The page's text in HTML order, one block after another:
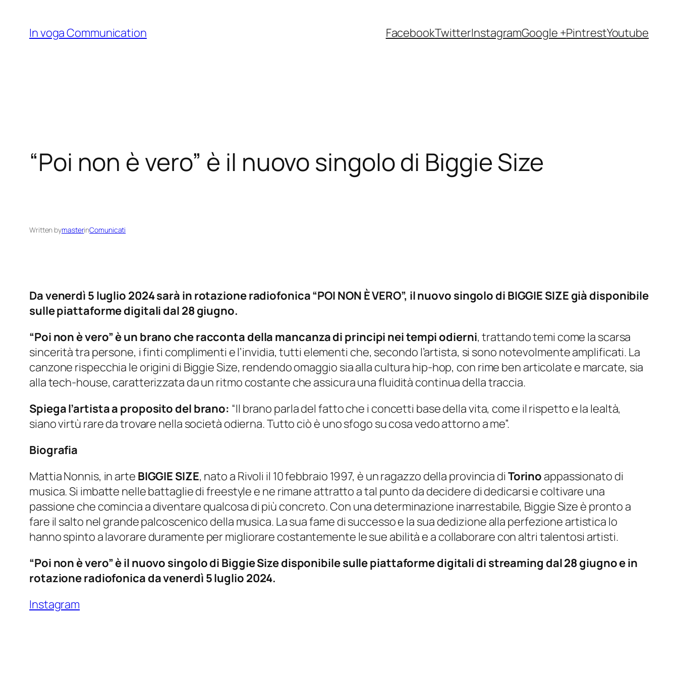
content
In voga Communication FacebookTwitterInstagramGoogle +PintrestYoutube
“Poi non è vero” è il nuovo singolo di Biggie Size
Written bymasterinComunicati
Da venerdì 5 luglio 2024 sarà in rotazione radiofonica “POI NON È VERO”, il nuovo singolo di BIGGIE SIZE già disponibile
sulle piattaforme digitali dal 28 giugno.
“Poi non è vero” è un brano che racconta della mancanza di principi nei tempi odierni, trattando temi come la scarsa
sincerità tra persone, i finti complimenti e l’invidia, tutti elementi che, secondo l’artista, si sono notevolmente amplificati. La
canzone rispecchia le origini di Biggie Size, rendendo omaggio sia alla cultura hip-hop, con rime ben articolate e marcate, sia
alla tech-house, caratterizzata da un ritmo costante che assicura una fluidità continua della traccia.
Spiega l’artista a proposito del brano: “Il brano parla del fatto che i concetti base della vita, come il rispetto e la lealtà,
siano virtù rare da trovare nella società odierna. Tutto ciò è uno sfogo su cosa vedo attorno a me”.
Biografia
Mattia Nonnis, in arte BIGGIE SIZE, nato a Rivoli il 10 febbraio 1997, è un ragazzo della provincia di Torino appassionato di
musica. Si imbatte nelle battaglie di freestyle e ne rimane attratto a tal punto da decidere di dedicarsi e coltivare una
passione che comincia a diventare qualcosa di più concreto. Con una determinazione inarrestabile, Biggie Size è pronto a
fare il salto nel grande palcoscenico della musica. La sua fame di successo e la sua dedizione alla perfezione artistica lo
hanno spinto a lavorare duramente per migliorare costantemente le sue abilità e a collaborare con altri talentosi artisti.
“Poi non è vero” è il nuovo singolo di Biggie Size disponibile sulle piattaforme digitali di streaming dal 28 giugno e in
rotazione radiofonica da venerdì 5 luglio 2024.
Instagram